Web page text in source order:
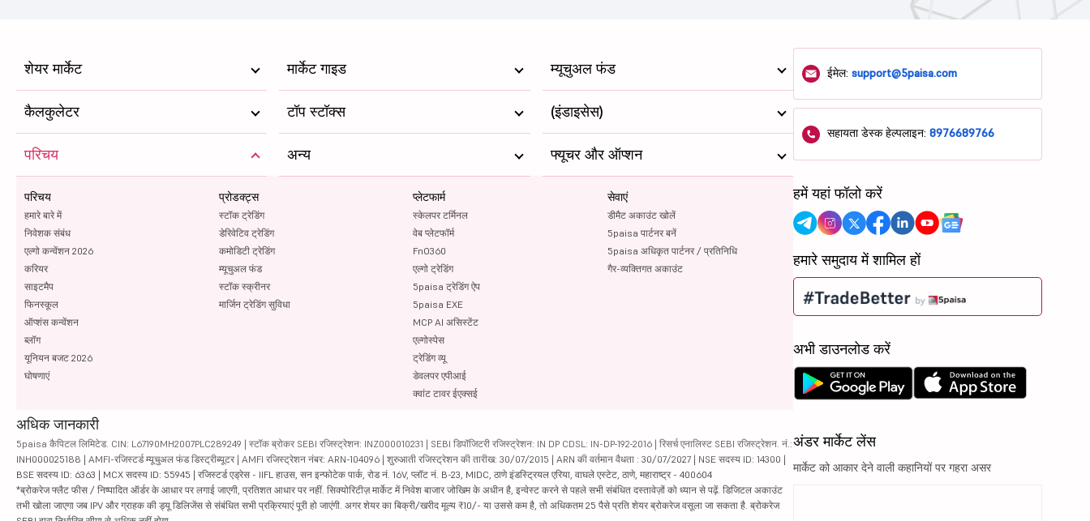
शेयर मार्केट मार्केट गाइड म्यूचुअल फंड
कैलकुलेटर टॉप स्टॉक्स (इंडाइसेस)
परिचय
परिचय
हमारे बारे में
निवेशक संबंध
एल्गो कन्वेंशन 2026
करियर
साइटमैप
फिनस्कूल
ऑप्शंस कन्वेंशन
ब्लॉग
यूनियन बजट 2026
घोषणाएं
प्रोडक्ट्स
स्टॉक ट्रेडिंग
डेरिवेटिव ट्रेडिंग
कमोडिटी ट्रेडिंग
म्यूचुअल फंड
स्टॉक स्क्रीनर
मार्जिन ट्रेडिंग सुविधा
प्लेटफार्म
स्केलपर टर्मिनल
वेब प्लेटफॉर्म
FnO360
एल्गो ट्रेडिंग
5paisa ट्रेडिंग ऐप
5paisa EXE
MCP AI असिस्टेंट
एल्गोस्पेस
ट्रेडिंग व्यू
डेवलपर एपीआई
क्वांट टावर ईएक्सई
सेवाएं
डीमैट अकाउंट खोलें
5paisa पार्टनर बनें
5paisa अधिकृत पार्टनर / प्रतिनिधि
गैर-व्यक्तिगत अकाउंट
अन्य फ्यूचर और ऑप्शन
अधिक जानकारी
5paisa कैपिटल लिमिटेड. CIN: L67190MH2007PLC289249 | स्टॉक ब्रोकर SEBI रजिस्ट्रेशन: INZ000010231 | SEBI डिपॉजिटरी रजिस्ट्रेशन: IN DP CDSL: IN-DP-192-2016 | रिसर्च एनालिस्ट SEBI रजिस्ट्रेशन. नं.:
INH000025188 | AMFI-रजिस्टर्ड म्यूचुअल फंड डिस्ट्रीब्यूटर | AMFI रजिस्ट्रेशन नंबर: ARN-104096 | शुरुआती रजिस्ट्रेशन की तारीख: 30/07/2015 | ARN की वर्तमान वैधता : 30/07/2027 | NSE सदस्य ID: 14300 |
BSE सदस्य ID: 6363 | MCX सदस्य ID: 55945 | रजिस्टर्ड एड्रेस - IIFL हाउस, सन इन्फोटेक पार्क, रोड नं. 16V, प्लॉट नं. B-23, MIDC, ठाणे इंडस्ट्रियल एरिया, वाघले एस्टेट, ठाणे, महाराष्ट्र - 400604
*ब्रोकरेज फ्लैट फीस / निष्पादित ऑर्डर के आधार पर लगाई जाएगी, प्रतिशत आधार पर नहीं. सिक्योरिटीज़ मार्केट में निवेश बाजार जोखिम के अधीन है, इन्वेस्ट करने से पहले सभी संबंधित दस्तावेज़ों को ध्यान से पढ़ें. डिजिटल अकाउंट
तभी खोला जाएगा जब IPV और ग्राहक की ड्यू डिलिजेंस से संबंधित सभी प्रक्रियाएं पूरी हो जाएंगी. अगर शेयर का बिक्री/खरीद मूल्य ₹10/- या उससे कम है, तो अधिकतम 25 पैसे प्रति शेयर ब्रोकरेज वसूला जा सकता है. ब्रोकरेज
ईमेल:support@5paisa.com
सहायता डेस्क हेल्पलाइन:8976689766
हमें यहां फॉलो करें
हमारे समुदाय में शामिल हों
अभी डाउनलोड करें
अंडर मार्केट लेंस
मार्केट को आकार देने वाली कहानियों पर गहरा असर